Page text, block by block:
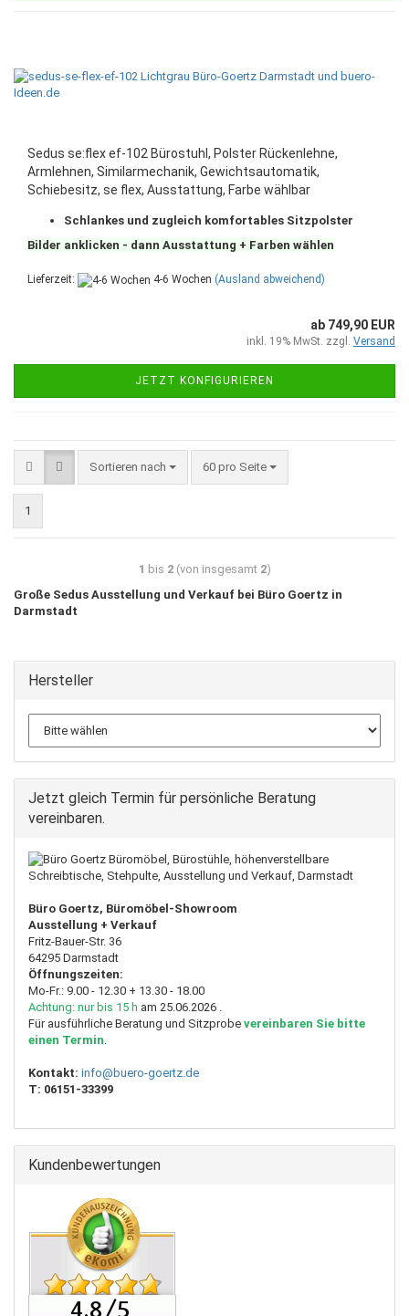
Sedus se:flex ef-102 Bürostuhl, Polster Rückenlehne,
Armlehnen, Similarmechanik, Gewichtsautomatik,
Schiebesitz, se flex, Ausstattung, Farbe wählbar
Schlankes und zugleich komfortables Sitzpolster
Bilder anklicken - dann Ausstattung + Farben wählen
Lieferzeit: 4-6 Wochen (Ausland abweichend)
ab 749,90 EUR
inkl. 19% MwSt. zzgl. Versand
JETZT KONFIGURIEREN
Sortieren nach 60 pro Seite
1
1 bis 2(von insgesamt 2)
Große Sedus Ausstellung und Verkauf bei Büro Goertz in
Darmstadt
Hersteller
Jetzt gleich Termin für persönliche Beratung
vereinbaren.
Büro Goertz, Büromöbel-Showroom
Ausstellung + Verkauf
Fritz-Bauer-Str. 36
64295 Darmstadt
Öffnungszeiten:
Mo-Fr.: 9.00 - 12.30 + 13.30 - 18.00
Achtung: nur bis 15 h am 25.06.2026 .
Für ausführliche Beratung und Sitzprobe vereinbaren Sie bitte
einen Termin
Kontakt: info@buero-goertz.de
T: 06151-33399
Kundenbewertungen